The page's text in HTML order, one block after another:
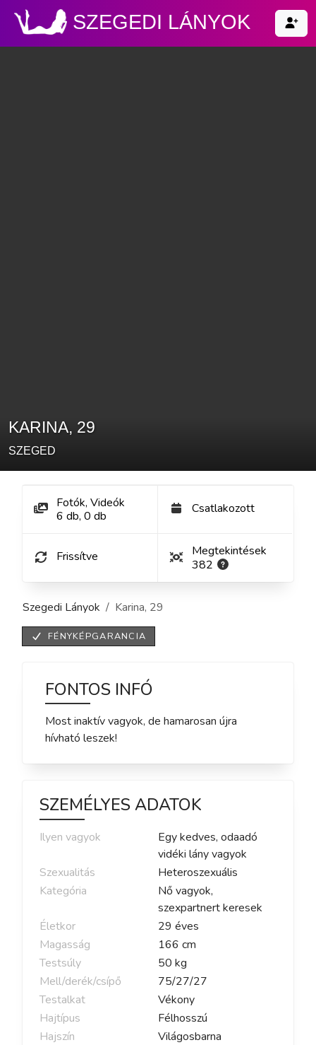
SZEGEDI LÁNYOK
KARINA, 29
SZEGED
Fotók, Videók
6 db, 0 db Csatlakozott
Frissítve
Megtekintések
382
Szegedi Lányok Karina, 29
FÉNYKÉPGARANCIA
FONTOS INFÓ
Most inaktív vagyok, de hamarosan újra
hívható leszek!
SZEMÉLYES ADATOK
Ilyen vagyok
Egy kedves, odaadó
vidéki lány vagyok
Szexualitás
Heteroszexuális
Kategória
Nő vagyok,
szexpartnert keresek
Életkor
29 éves
Magasság
166 cm
Testsúly
50 kg
Mell/derék/csípő
75/27/27
Testalkat
Vékony
Hajtípus
Félhosszú
Hajszín
Világosbarna